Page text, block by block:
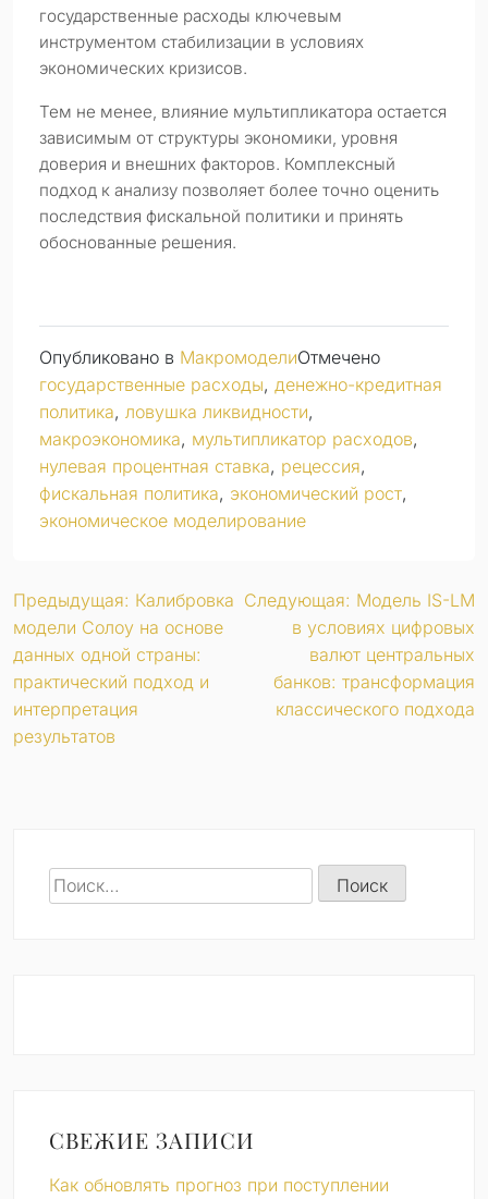
государственные расходы ключевым
инструментом стабилизации в условиях
экономических кризисов.
Тем не менее, влияние мультипликатора остается
зависимым от структуры экономики, уровня
доверия и внешних факторов. Комплексный
подход к анализу позволяет более точно оценить
последствия фискальной политики и принять
обоснованные решения.
Опубликовано в МакромоделиОтмечено
государственные расходы, денежно-кредитная
политика, ловушка ликвидности,
макроэкономика, мультипликатор расходов,
нулевая процентная ставка, рецессия,
фискальная политика, экономический рост,
экономическое моделирование
Навигация
по
записям
Предыдущая: Калибровка
модели Солоу на основе
данных одной страны:
практический подход и
интерпретация
результатов
Следующая: Модель IS-LM
в условиях цифровых
валют центральных
банков: трансформация
классического подхода
Найти:
СВЕЖИЕ ЗАПИСИ
Как обновлять прогноз при поступлении